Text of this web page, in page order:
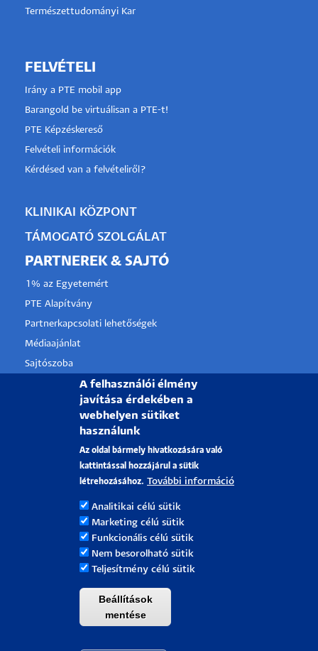
Természettudományi Kar
FELVÉTELI
Irány a PTE mobil app
Barangold be virtuálisan a PTE-t!
PTE Képzéskereső
Felvételi információk
Kérdésed van a felvételiről?
KLINIKAI KÖZPONT
TÁMOGATÓ SZOLGÁLAT
PARTNEREK & SAJTÓ
1% az Egyetemért
PTE Alapítvány
Partnerkapcsolati lehetőségek
Médiaajánlat
Sajtószoba
Pályázati projektek
PÉCSI TUDOMÁNYEGYETEM
H-7622 Pécs, Vasvári Pál utca. 4.
Tel.:+36-72/501-500
Rektori Kabinet: +36 30/787-2913
A felhasználói élmény
javítása érdekében a
webhelyen sütiket
használunk
Az oldal bármely hivatkozására való
kattintással hozzájárul a sütik
létrehozásához. További információ
Analitikai célú sütik
Marketing célú sütik
Funkcionális célú sütik
Nem besorolható sütik
Teljesítmény célú sütik
Beállítások
mentése